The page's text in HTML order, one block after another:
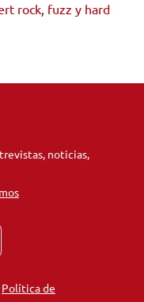
rock, fuzz y hard
noticias,
Política de